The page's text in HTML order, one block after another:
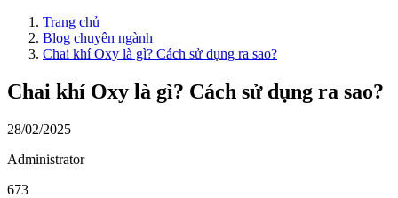
Trang chủ
Blog chuyên ngành
Chai khí Oxy là gì? Cách sử dụng ra sao?
Chai khí Oxy là gì? Cách sử dụng ra sao?
28/02/2025
Administrator
673